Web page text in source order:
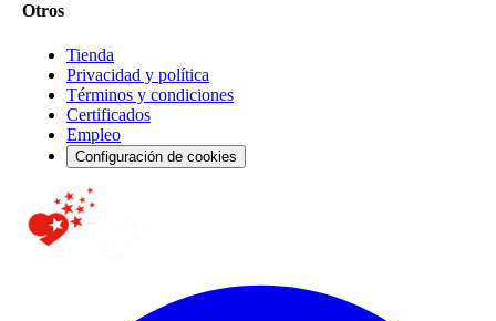
Otros
Tienda
Privacidad y política
Términos y condiciones
Certificados
Empleo
Configuración de cookies